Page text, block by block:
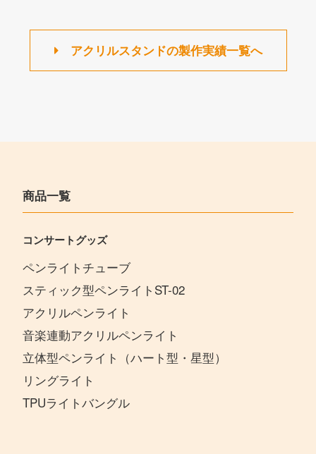
アクリルスタンドの製作実績一覧へ
商品一覧
コンサートグッズ
ペンライトチューブ
スティック型ペンライトST-02
アクリルペンライト
音楽連動アクリルペンライト
立体型ペンライト（ハート型・星型）
リングライト
TPUライトバングル